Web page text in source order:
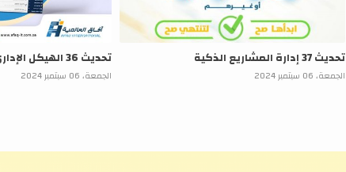
تحديث 37 إدارة المشاريع الذكية
الجمعة، 06 سبتمبر 2024
تحديث 36 الهيكل الإداري
الجمعة، 06 سبتمبر 2024